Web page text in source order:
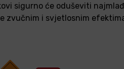
sigurno će oduševiti
zvučnim i svjetlosnim